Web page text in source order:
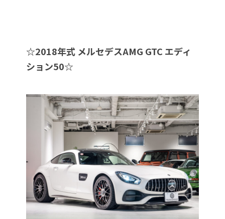
☆2018年式 メルセデスAMG GTC エディ
ション50☆